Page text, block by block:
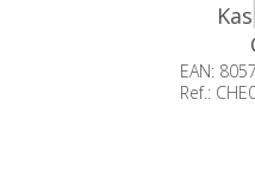
EAN:
Ref.: